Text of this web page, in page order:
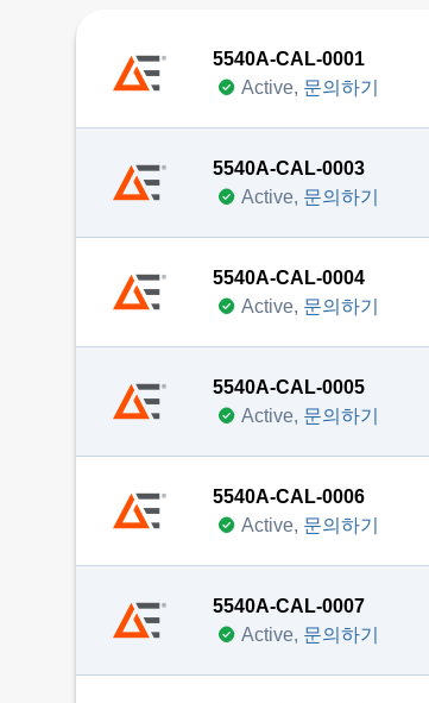
5540A-CAL-0001
Active, 문의하기
5540A-CAL-0003
Active, 문의하기
5540A-CAL-0004
Active, 문의하기
5540A-CAL-0005
Active, 문의하기
5540A-CAL-0006
Active, 문의하기
5540A-CAL-0007
Active, 문의하기